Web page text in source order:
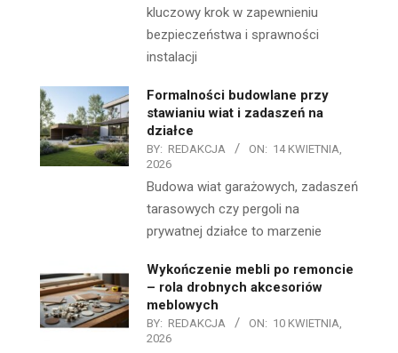
kluczowy krok w zapewnieniu
bezpieczeństwa i sprawności
instalacji
Formalności budowlane przy
stawianiu wiat i zadaszeń na
działce
BY: REDAKCJA ON: 14 KWIETNIA,
2026
Budowa wiat garażowych, zadaszeń
tarasowych czy pergoli na
prywatnej działce to marzenie
Wykończenie mebli po remoncie
– rola drobnych akcesoriów
meblowych
BY: REDAKCJA ON: 10 KWIETNIA,
2026